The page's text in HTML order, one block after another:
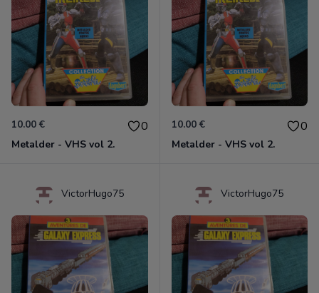
10.00 € 0
Metalder - VHS vol 2.
10.00 € 0
Metalder - VHS vol 2.
VictorHugo75 VictorHugo75